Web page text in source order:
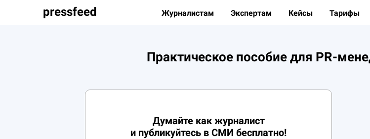
pressfeed Журналистам Экспертам Кейсы Тарифы
Практическое пособие для PR-
Думайте как журналист
и публикуйтесь в СМИ бесплатно!